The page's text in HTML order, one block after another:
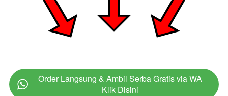
`
Order Langsung & Ambil Serba Gratis via WA
Klik Disini